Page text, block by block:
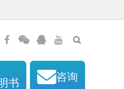
书
咨询